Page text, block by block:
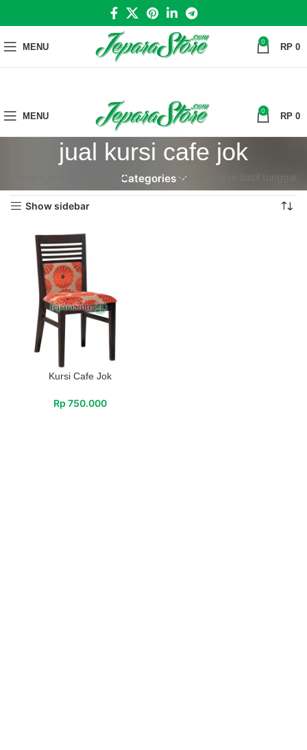
MENU 0 RP 0
MENU 0 RP 0
jual kursi cafe jok
Categories
jual kursi cafe jok Menampilkan hasil tunggal
Show sidebar
Kursi Cafe Jok
Rp 750.000